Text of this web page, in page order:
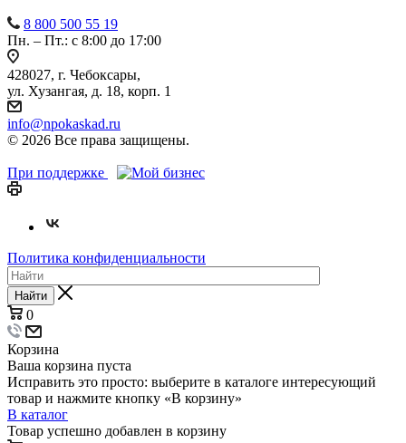
8 800 500 55 19
Пн. – Пт.: с 8:00 до 17:00
428027, г. Чебоксары,
ул. Хузангая, д. 18, корп. 1
info@npokaskad.ru
© 2026 Все права защищены.
При поддержке
Политика конфиденциальности
Найти
0
Корзина
Ваша корзина пуста
Исправить это просто: выберите в каталоге интересующий
товар и нажмите кнопку «В корзину»
В каталог
Товар успешно добавлен в корзину